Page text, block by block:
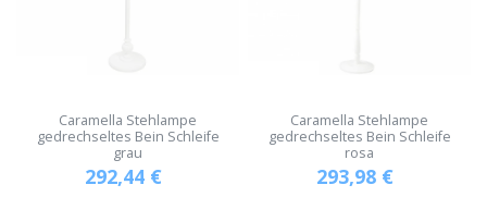
Caramella Stehlampe
gedrechseltes Bein Schleife
grau
292,44 €
Caramella Stehlampe
gedrechseltes Bein Schleife
rosa
293,98 €